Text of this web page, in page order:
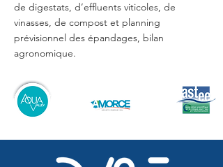
de digestats, d’effluents viticoles, de
vinasses, de compost et planning
prévisionnel des épandages, bilan
agronomique.